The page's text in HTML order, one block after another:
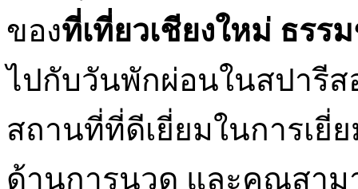
ของที่เที่ยวเชียงใหม่ ธรร
ไปกับวันพักผ่อนในสปารีส
สถานที่ที่ดีเยี่ยมในการเยี่
ด้านการนวด และคุณสาม